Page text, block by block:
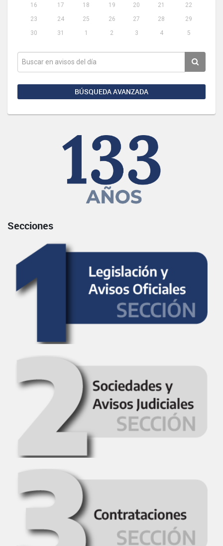
16
17 18 19 20 21
22
23
24 25 26 27 28
29
30
31 1 2 3 4 5
BÚSQUEDA AVANZADA
Secciones